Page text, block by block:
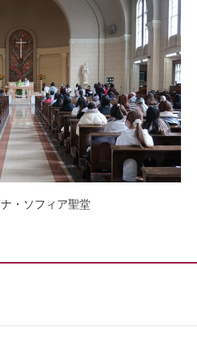
・ソフィア聖堂